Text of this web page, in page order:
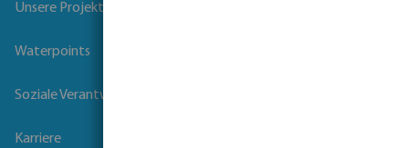
Unsere Projekte
Waterpoints
Soziale Verantwortung der Unternehmen
Karriere